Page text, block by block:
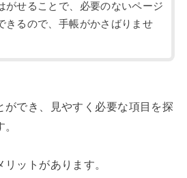
がせることで、必要のないページ
きるので、手帳がかさばりませ
ができ、見やすく必要な項目を探
ットがあります。